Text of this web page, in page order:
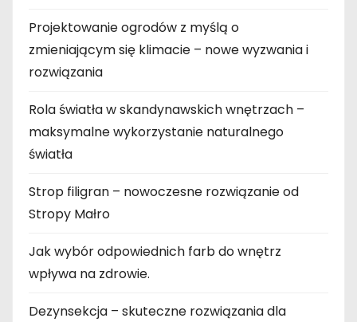
Projektowanie ogrodów z myślą o
zmieniającym się klimacie – nowe wyzwania i
rozwiązania
Rola światła w skandynawskich wnętrzach –
maksymalne wykorzystanie naturalnego
światła
Strop filigran – nowoczesne rozwiązanie od
Stropy Małro
Jak wybór odpowiednich farb do wnętrz
wpływa na zdrowie.
Dezynsekcja – skuteczne rozwiązania dla